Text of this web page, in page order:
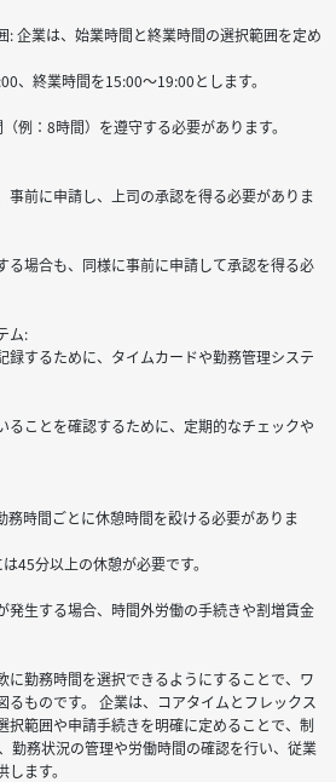
: 企業は、始業時間と終業時間の選択範囲を定め
、終業時間を15:00～19:00とします。
例：8時間）を遵守する必要があります。
事前に申請し、上司の承認を得る必要がありま
る場合も、同様に事前に申請して承認を得る必
ム:
録するために、タイムカードや勤務管理システ
ることを確認するために、定期的なチェックや
務時間ごとに休憩時間を設ける必要がありま
45分以上の休憩が必要です。
発生する場合、時間外労働の手続きや割増賃金
に勤務時間を選択できるようにすることで、ワ
るものです。 企業は、コアタイムとフレックス
択範囲や申請手続きを明確に定めることで、制
勤務状況の管理や労働時間の確認を行い、従業
ます。